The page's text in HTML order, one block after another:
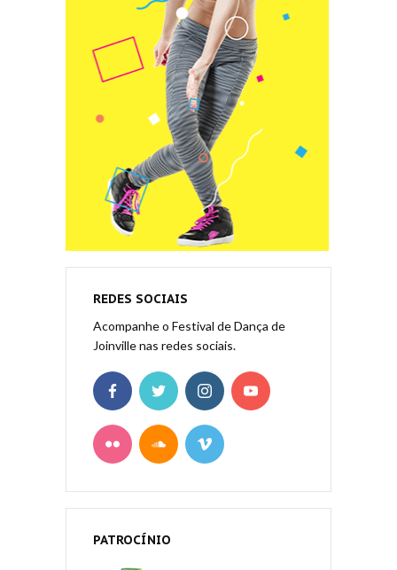
REDES SOCIAIS
Acompanhe o Festival de Dança de
Joinville nas redes sociais.
PATROCÍNIO